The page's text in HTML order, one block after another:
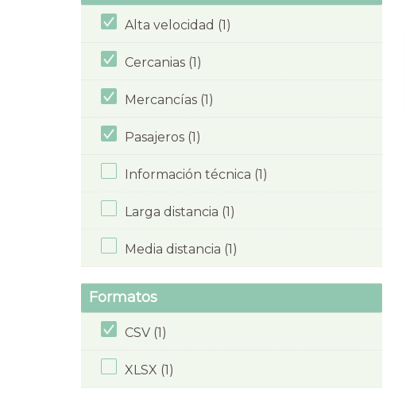
Alta velocidad (1)
Cercanias (1)
Mercancías (1)
Pasajeros (1)
Información técnica (1)
Larga distancia (1)
Media distancia (1)
Formatos
CSV (1)
XLSX (1)